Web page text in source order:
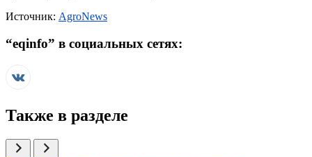
Источник: AgroNews
“eqinfo” в социальных сетях:
Также в разделе